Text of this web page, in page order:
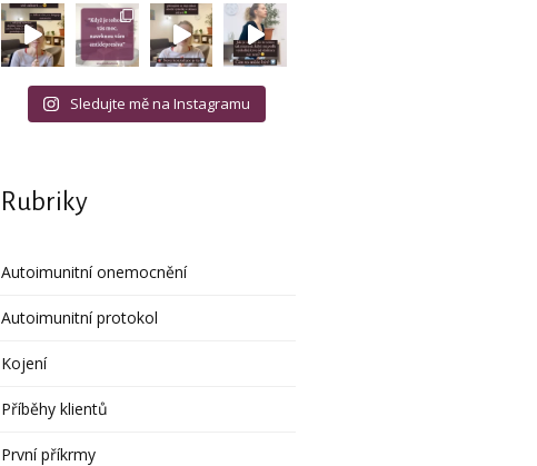
Sledujte mě na Instagramu
Rubriky
Autoimunitní onemocnění
Autoimunitní protokol
Kojení
Příběhy klientů
První příkrmy